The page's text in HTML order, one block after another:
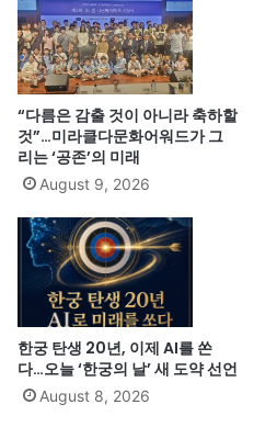
“다름은 감출 것이 아니라 축하할
것”…미라클다문화어워드가 그
리는 ‘공존’의 미래
August 9, 2026
한궁 탄생 20년, 이제 AI를 쏜
다…오늘 ‘한궁의 날’ 새 도약 선언
August 8, 2026